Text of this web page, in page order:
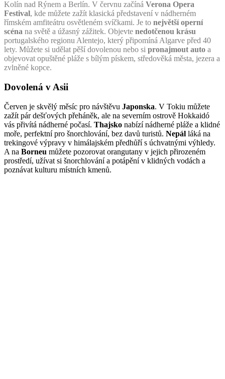
Kolín nad Rýnem a Berlín. V červnu začíná Verona Opera
Festival, kde můžete zažít klasická představení v nádherném
římském amfiteátru osvětleném svíčkami. Je to největší operní
scéna na světě a úžasný zážitek. Objevte nedotčenou krásu
portugalského regionu Alentejo, který připomíná Algarve před 40
lety. Můžete si udělat pěší dovolenou nebo si pronajmout auto a
objevovat opuštěné pláže s bílým pískem, středověká města, jezera a
zvlněné kopce.
Dovolená v Asii
Červen je skvělý měsíc pro návštěvu Japonska. V Tokiu můžete
zažít pár dešťových přeháněk, ale na severním ostrově Hokkaidó
vás přivítá nádherné počasí. Thajsko nabízí nádherné pláže a klidné
moře, perfektní pro šnorchlování, bez davů turistů. Nepál láká na
trekingové výpravy v himálajském předhůří s úchvatnými výhledy.
A na Borneu můžete pozorovat orangutany v jejich přirozeném
prostředí, užívat si šnorchlování a potápění v klidných vodách a
poznávat kulturu místních kmenů.